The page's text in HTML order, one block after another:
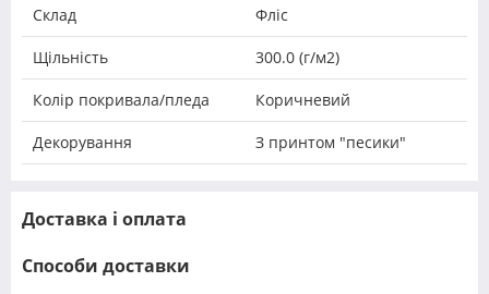
Склад Фліс
Щільність 300.0 (г/м2)
Колір покривала/пледа Коричневий
Декорування З принтом "песики"
Доставка і оплата
Способи доставки